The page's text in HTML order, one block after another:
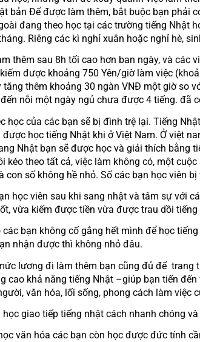
bản Để được làm thêm, bắt buộc bạn phải
đang theo học tại các trường tiếng Nhật
Riêng các kì nghỉ xuân hoặc nghỉ hè,
được khoảng 750 Yên/giờ làm việc
tăng thêm khoảng 30 ngàn VNĐ một giờ so
nỗi một ngày ngủ chưa được 4 tiếng. đã
học tiếng Nhật khi ở Việt Nam. Ở việt
Nhật bạn sẽ được học và giải thích bằng
kéo theo tất cả, việc làm không có, một
con số không hề nhỏ. Số các bạn học viên
vừa kiếm được tiền vừa được trau dồi
nhận được thì không nhỏ đâu.
cao khả năng tiếng Nhật –giúp bạn tiến
văn hóa, lối sống, phong cách làm
giao tiếp tiếng nhật cách nhanh chóng